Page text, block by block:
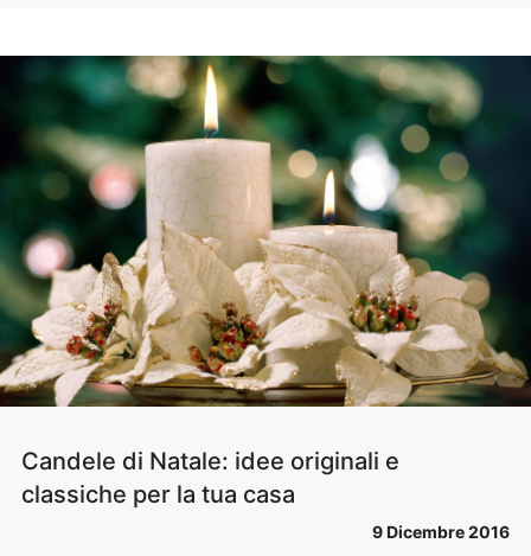
Candele di Natale: idee originali e
classiche per la tua casa
9 Dicembre 2016